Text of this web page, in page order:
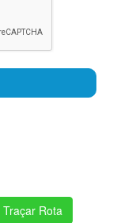
Traçar Rota